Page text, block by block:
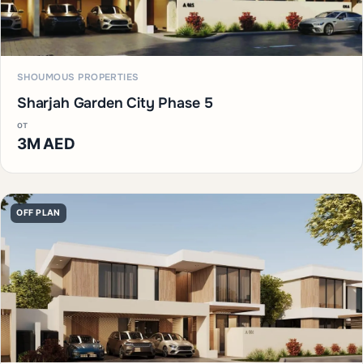
SHOUMOUS PROPERTIES
Sharjah Garden City Phase 5
от
3M AED
OFF PLAN